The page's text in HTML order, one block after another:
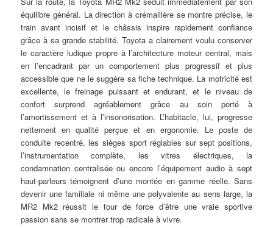
équilibre général. La direction à crémaillère se montre précise, le
train avant incisif et le châssis inspire rapidement confiance
grâce à sa grande stabilité. Toyota a clairement voulu conserver
le caractère ludique propre à l’architecture moteur central, mais
en l’encadrant par un comportement plus progressif et plus
accessible que ne le suggère sa fiche technique. La motricité est
excellente, le freinage puissant et endurant, et le niveau de
confort surprend agréablement grâce au soin porté à
l’amortissement et à l’insonorisation. L’habitacle, lui, progresse
nettement en qualité perçue et en ergonomie. Le poste de
conduite recentré, les sièges sport réglables sur sept positions,
l’instrumentation complète, les vitres électriques, la
condamnation centralisée ou encore l’équipement audio à sept
haut-parleurs témoignent d’une montée en gamme réelle. Sans
devenir une familiale ni même une polyvalente au sens large, la
MR2 Mk2 réussit le tour de force d’être une vraie sportive
passion sans se montrer trop radicale à vivre.